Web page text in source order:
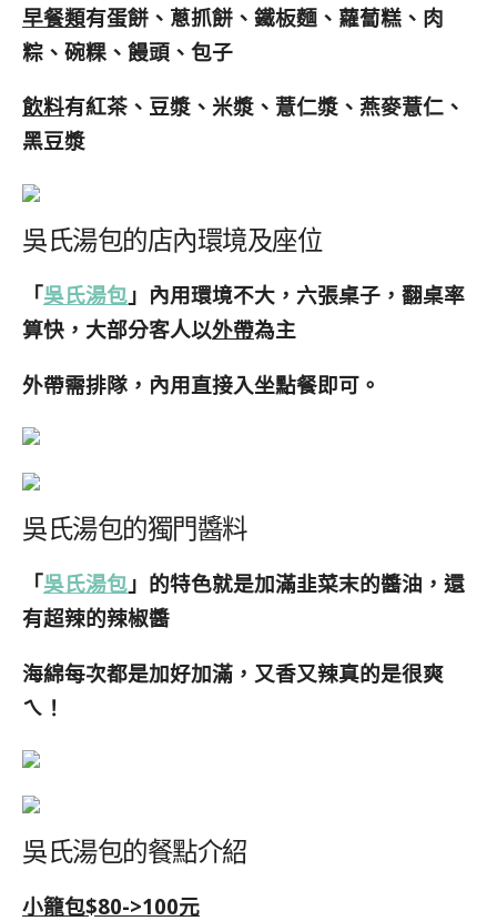
早餐類有蛋餅、蔥抓餅、鐵板麵、蘿蔔糕、肉
粽、碗粿、饅頭、包子
飲料有紅茶、豆漿、米漿、薏仁漿、燕麥薏仁、
黑豆漿
吳氏湯包的店內環境及座位
「吳氏湯包 」內用環境不大，六張桌子，翻桌率
算快，大部分客人以外帶為主
外帶需排隊，內用直接入坐點餐即可。
吳氏湯包的獨門醬料
「吳氏湯包 」的特色就是加滿韭菜末的醬油，還
有超辣的辣椒醬
海綿每次都是加好加滿，又香又辣真的是很爽
ㄟ！
吳氏湯包的餐點介紹
小籠包$80->100元